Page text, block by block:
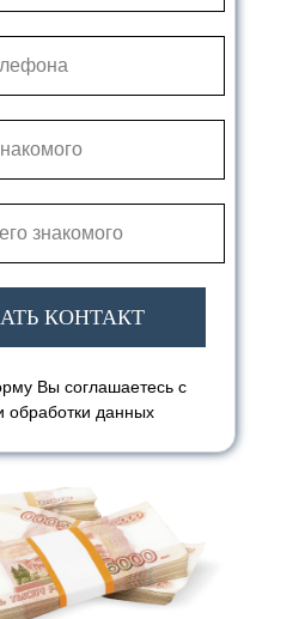
КОНТАКТ
Вы соглашаетесь с
обработки данных